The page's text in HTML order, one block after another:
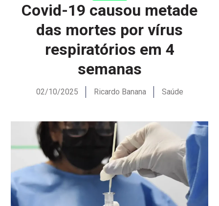
Covid-19 causou metade
das mortes por vírus
respiratórios em 4
semanas
02/10/2025 Ricardo Banana Saúde